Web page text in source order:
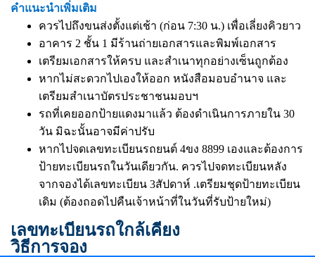
คำแนะนำเพิ่มเติม
ควรไปถึงขนส่งตั้งแต่เช้า (ก่อน 7:30 น.) เพื่อเลี่ยงคิวยาว
อาคาร 2 ชั้น 1 มีร้านถ่ายเอกสารและพิมพ์เอกสาร
เตรียมเอกสารให้ครบ และสำเนาทุกอย่างเซ็นถูกต้อง
หากไม่สะดวกไปเองให้ออก หนังสือมอบอำนาจ และ
เตรียมสำเนาบัตรประชาชนมอบฯ
รถที่เคยออกป้ายแดงมาแล้ว ต้องดำเนินการภายใน 30
วัน มิฉะนั้นอาจมีค่าปรับ
หากไปจดเลขทะเบียนรถยนต์ 4ขง 8899 เองและต้องการ
ป้ายทะเบียนรถในวันเดียวกัน. ควรไปจดทะเบียนหลัง
จากจองได้เลขทะเบียน 3สัปดาห์ .เตรียมชุดป้ายทะเบียน
เดิม (ต้องถอดไปคืนเจ้าหน้าที่ในวันที่รับป้ายใหม่)
เลขทะเบียนรถใกล้เคียง
วิธีการจอง